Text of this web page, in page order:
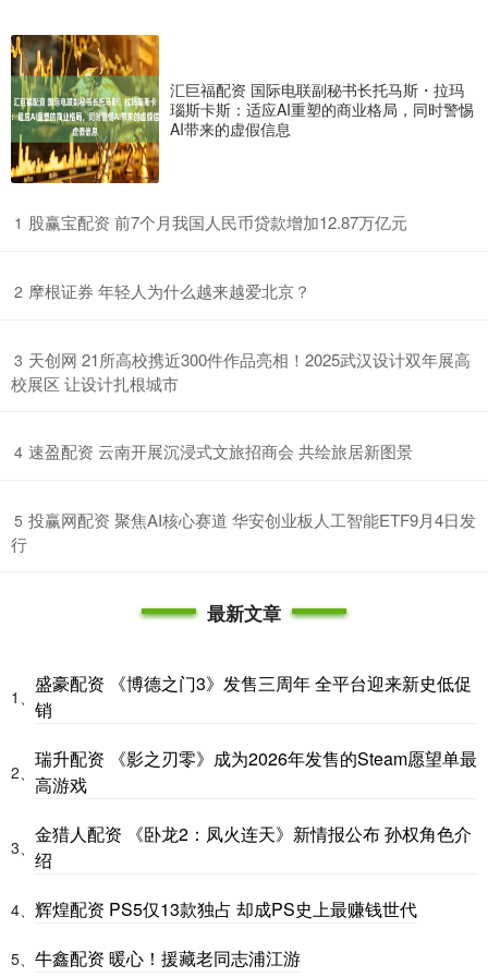
汇巨福配资 国际电联副秘书长托马斯・拉玛
瑙斯卡斯：适应AI重塑的商业格局，同时警惕
AI带来的虚假信息
1 ​股赢宝配资 前7个月我国人民币贷款增加12.87万亿元
2 ​摩根证券 年轻人为什么越来越爱北京？
3 ​天创网 21所高校携近300件作品亮相！2025武汉设计双年展高
校展区 让设计扎根城市
4 ​速盈配资 云南开展沉浸式文旅招商会 共绘旅居新图景
5 ​投赢网配资 聚焦AI核心赛道 华安创业板人工智能ETF9月4日发
行
最新文章
1、
盛豪配资 《博德之门3》发售三周年 全平台迎来新史低促
销
2、
瑞升配资 《影之刃零》成为2026年发售的Steam愿望单最
高游戏
3、
金猎人配资 《卧龙2：凤火连天》新情报公布 孙权角色介
绍
4、 辉煌配资 PS5仅13款独占 却成PS史上最赚钱世代
5、 牛鑫配资 暖心！援藏老同志浦江游